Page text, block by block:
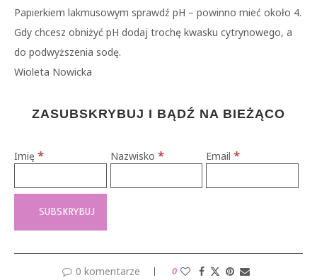
Papierkiem lakmusowym sprawdź pH – powinno mieć około 4.
Gdy chcesz obniżyć pH dodaj trochę kwasku cytrynowego, a
do podwyższenia sodę.
Wioleta Nowicka
ZASUBSKRYBUJ I BĄDŹ NA BIEŻĄCO
Imię * Nazwisko * Email*
0 komentarze 0